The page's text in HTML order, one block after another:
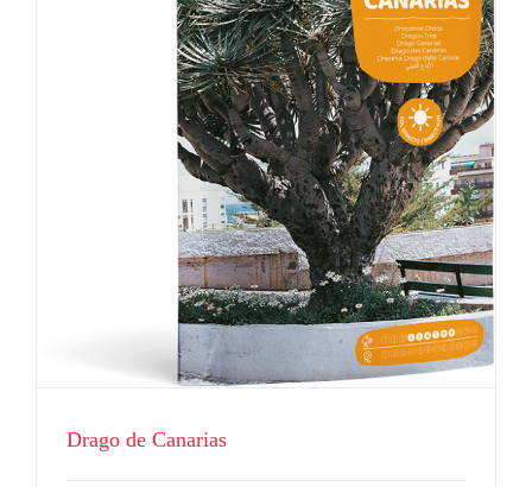
Drago de Canarias
Flores
Drago de Canarias